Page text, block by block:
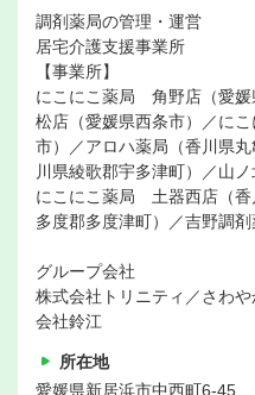
調剤薬局の管理・運営
居宅介護支援事業所
【事業所】
にこにこ薬局 角野店（愛
松店（愛媛県西条市）／に
市）／アロハ薬局（香川県
川県綾歌郡宇多津町）／山
にこにこ薬局 土器西店（香
多度郡多度津町）／吉野調
グループ会社
株式会社トリニティ／さわ
会社鈴江
所在地
愛媛県新居浜市中西町6-45